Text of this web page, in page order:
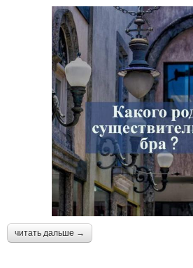
читать дальше →